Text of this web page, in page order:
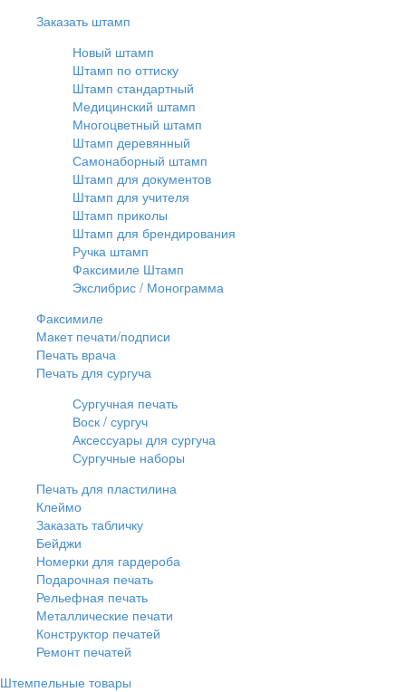
Заказать штамп
Новый штамп
Штамп по оттиску
Штамп стандартный
Медицинский штамп
Многоцветный штамп
Штамп деревянный
Самонаборный штамп
Штамп для документов
Штамп для учителя
Штамп приколы
Штамп для брендирования
Ручка штамп
Факсимиле Штамп
Экслибрис / Монограмма
Факсимиле
Макет печати/подписи
Печать врача
Печать для сургуча
Сургучная печать
Воск / сургуч
Аксессуары для сургуча
Сургучные наборы
Печать для пластилина
Клеймо
Заказать табличку
Бейджи
Номерки для гардероба
Подарочная печать
Рельефная печать
Металлические печати
Конструктор печатей
Ремонт печатей
Штемпельные товары